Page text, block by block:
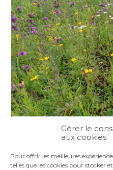
Gérer le
aux cookies
Pour offrir les meilleures
telles que les cookies pour stocker